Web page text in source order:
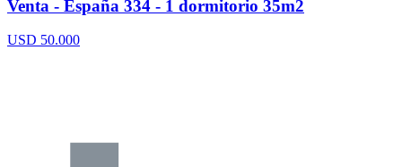
Venta - España 334 - 1 dormitorio 35m2
USD 50.000